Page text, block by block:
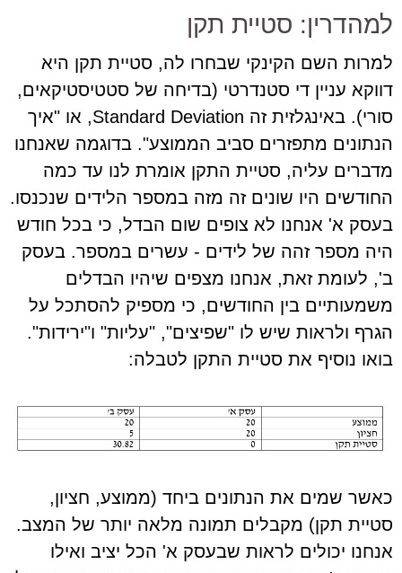
למהדרין: סטיית תקן
למרות השם הקינקי שבחרו לה, סטיית תקן היא
דווקא עניין די סטנדרטי (בדיחה של סטטיסטיקאים,
סורי). באינגלזית זה Standard Deviation, או "איך
הנתונים מתפזרים סביב הממוצע". בדוגמה שאנחנו
מדברים עליה, סטיית התקן אומרת לנו עד כמה
החודשים היו שונים זה מזה במספר הלידים שנכנסו.
בעסק א' אנחנו לא צופים שום הבדל, כי בכל חודש
היה מספר זהה של לידים - עשרים במספר. בעסק
ב', לעומת זאת, אנחנו מצפים שיהיו הבדלים
משמעותיים בין החודשים, כי מספיק להסתכל על
הגרף ולראות שיש לו "שפיצים", "עליות" ו"ירידות".
בואו נוסיף את סטיית התקן לטבלה:
כאשר שמים את הנתונים ביחד (ממוצע, חציון,
סטיית תקן) מקבלים תמונה מלאה יותר של המצב.
אנחנו יכולים לראות שבעסק א' הכל יציב ואילו